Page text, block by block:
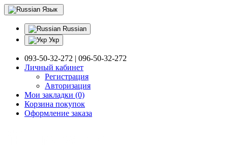
Язык
Russian
Укр
093-50-32-272 | 096-50-32-272
Личный кабинет
Регистрация
Авторизация
Мои закладки (0)
Корзина покупок
Оформление заказа